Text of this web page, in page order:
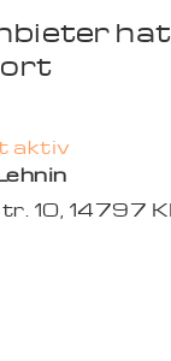
hat
aktiv
10, 14797